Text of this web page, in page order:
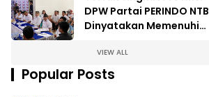
DPW Partai PERINDO NTB
Dinyatakan Memenuhi
VIEW ALL
Popular Posts